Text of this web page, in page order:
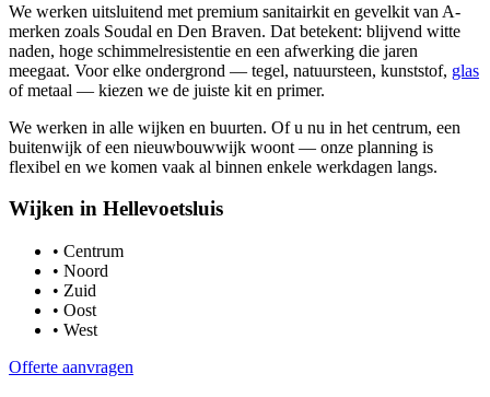
We werken uitsluitend met premium sanitairkit en gevelkit van A-
merken zoals Soudal en Den Braven. Dat betekent: blijvend witte
naden, hoge schimmelresistentie en een afwerking die jaren
meegaat. Voor elke ondergrond — tegel, natuursteen, kunststof, glas
of metaal — kiezen we de juiste kit en primer.
We werken in alle wijken en buurten. Of u nu in het centrum, een
buitenwijk of een nieuwbouwwijk woont — onze planning is
flexibel en we komen vaak al binnen enkele werkdagen langs.
Wijken in Hellevoetsluis
• Centrum
• Noord
• Zuid
• Oost
• West
Offerte aanvragen